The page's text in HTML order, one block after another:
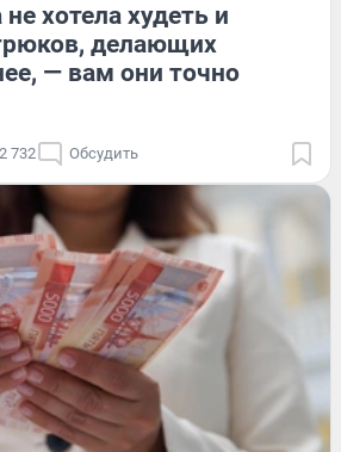
хотела худеть и
делающих
— вам они точно
2 732 Обсудить